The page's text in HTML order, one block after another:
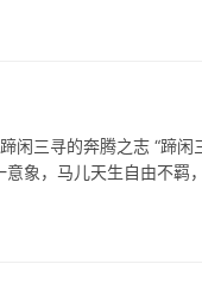
闲三寻的奔腾之志 “蹄闲
象，马儿天生自由不羁